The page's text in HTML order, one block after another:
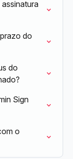
do
do
Sign
o